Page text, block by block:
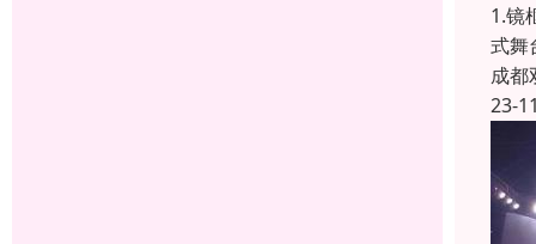
1.镜
式舞
成都
23-